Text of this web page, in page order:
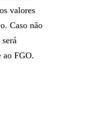
valores
Caso não
ao FGO.